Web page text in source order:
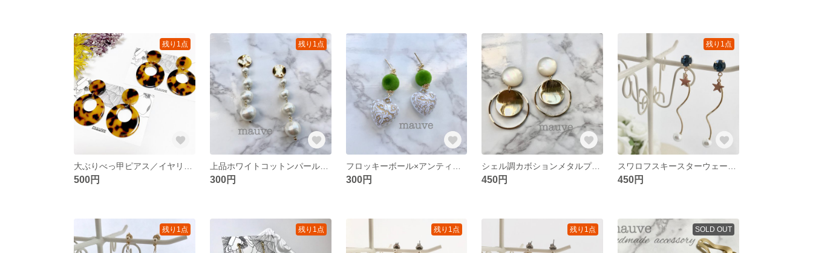
残り1点
500円
残り1点
上品ホワイトコットンパールピアス
300円 300円
シェル調カボションメタルプレートフープピアス／イヤリング
450円
残り1点
450円
残り1点 残り1点 残り1点 残り1点 SOLD OUT